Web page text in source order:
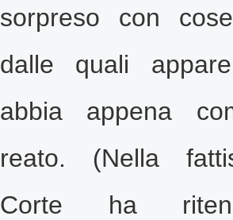
sorpreso con
dalle quali
abbia appena
reato. (Nella
Corte ha